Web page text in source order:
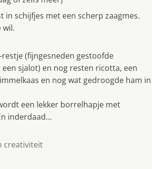
in schijfjes met een scherp zaagmes.
wil.
restje (fijngesneden gestoofde
sjalot) en nog resten ricotta, een
en nog wat gedroogde ham in
een lekker borrelhapje met
inderdaad…
creativiteit